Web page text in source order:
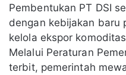
Pembentukan PT DSI
dengan kebijakan baru
kelola ekspor
Melalui Peraturan
terbit, pemerintah